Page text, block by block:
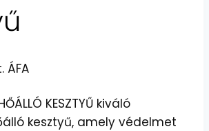
ÁFA
KESZTYŰ kiváló
kesztyű, amely védelmet